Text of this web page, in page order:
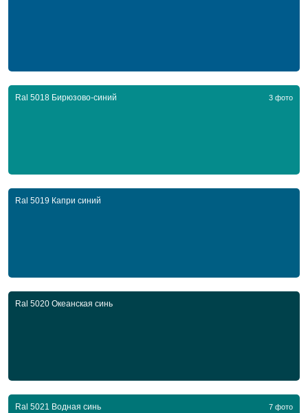
Ral 5018 Бирюзово-синий 3 фото
Ral 5019 Капри синий
Ral 5020 Океанская синь
Ral 5021 Водная синь 7 фото